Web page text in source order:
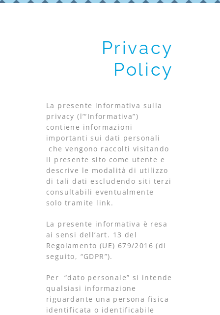
Privacy
Policy
La presente informativa sulla
privacy (l’“Informativa”)
contiene informazioni
importanti sui dati personali
che vengono raccolti visitando
il presente sito come utente e
descrive le modalità di utilizzo
di tali dati escludendo siti terzi
consultabili eventualmente
solo tramite link.
La presente informativa è resa
ai sensi dell’art. 13 del
Regolamento (UE) 679/2016 (di
seguito, “GDPR”).
Per “dato personale” si intende
qualsiasi informazione
riguardante una persona fisica
identificata o identificabile